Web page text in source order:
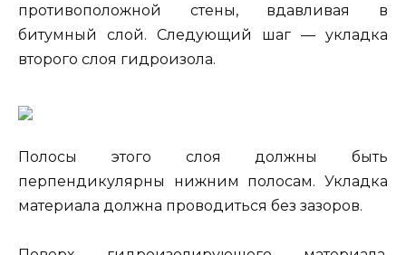
противоположной стены, вдавливая в
битумный слой. Следующий шаг — укладка
второго слоя гидроизола.
Полосы этого слоя должны быть
перпендикулярны нижним полосам. Укладка
материала должна проводиться без зазоров.